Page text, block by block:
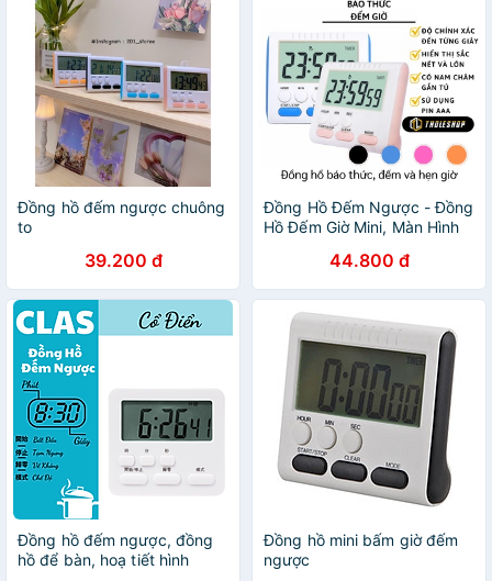
Đồng hồ đếm ngược chuông
to
39.200 đ
Đồng Hồ Đếm Ngược - Đồng
Hồ Đếm Giờ Mini, Màn Hình
44.800 đ
Đồng hồ đếm ngược, đồng
hồ để bàn, hoạ tiết hình
Đồng hồ mini bấm giờ đếm
ngược